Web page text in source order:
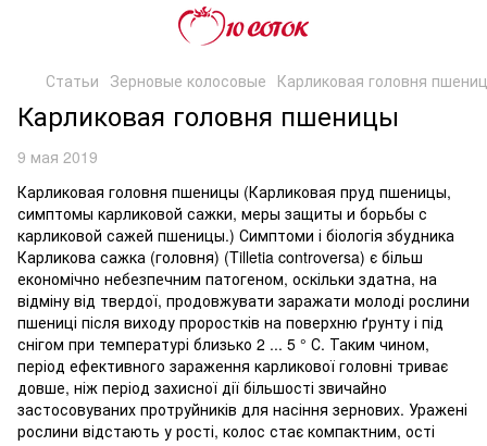
Статьи Зерновые колосовые Карликовая головня
Карликовая головня пшеницы
9 мая 2019
Карликовая головня пшеницы (Карликовая пруд пшеницы,
симптомы карликовой сажки, меры защиты и борьбы с
карликовой сажей пшеницы.) Симптоми і біологія збудника
Карликова сажка (головня) (Tilletia controversa) є більш
економічно небезпечним патогеном, оскільки здатна, на
відміну від твердої, продовжувати заражати молоді рослини
пшениці після виходу проростків на поверхню ґрунту і під
снігом при температурі близько 2 ... 5 ° С. Таким чином,
період ефективного зараження карликової головні триває
довше, ніж період захисної дії більшості звичайно
застосовуваних протруйників для насіння зернових. Уражені
рослини відстають у рості, колос стає компактним, ості